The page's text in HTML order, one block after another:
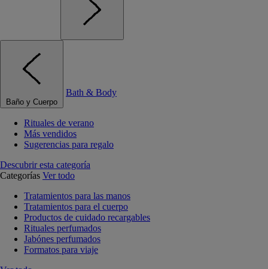
Baño y Cuerpo
Bath & Body
Rituales de verano
Más vendidos
Sugerencias para regalo
Descubrir esta categoría
Categorías Ver todo
Tratamientos para las manos
Tratamientos para el cuerpo
Productos de cuidado recargables
Rituales perfumados
Jabónes perfumados
Formatos para viaje